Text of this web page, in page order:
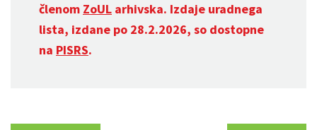
členom ZoUL arhivska. Izdaje uradnega
lista, izdane po 28.2.2026, so dostopne
na PISRS.